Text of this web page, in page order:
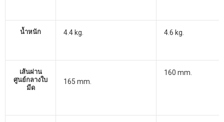
น้ำหนัก
เส้นผ่าน
ศูนย์กลางใบ
มีด
4.4 kg.
165 mm.
4.6 kg.
160 mm.